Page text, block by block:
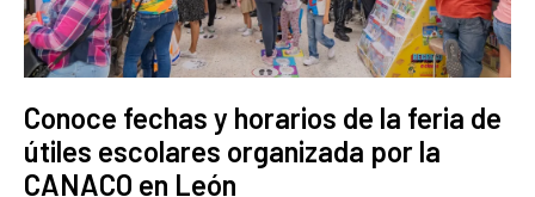
Conoce fechas y horarios de la feria de
útiles escolares organizada por la
CANACO en León